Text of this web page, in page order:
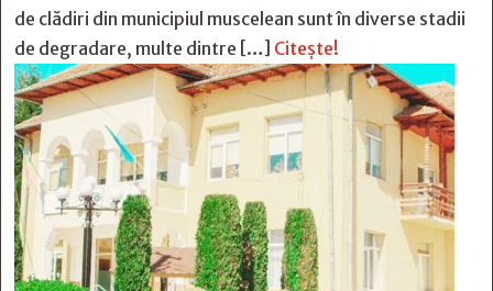
de clădiri din municipiul muscelean sunt în diverse stadii
de degradare, multe dintre […] Citește!